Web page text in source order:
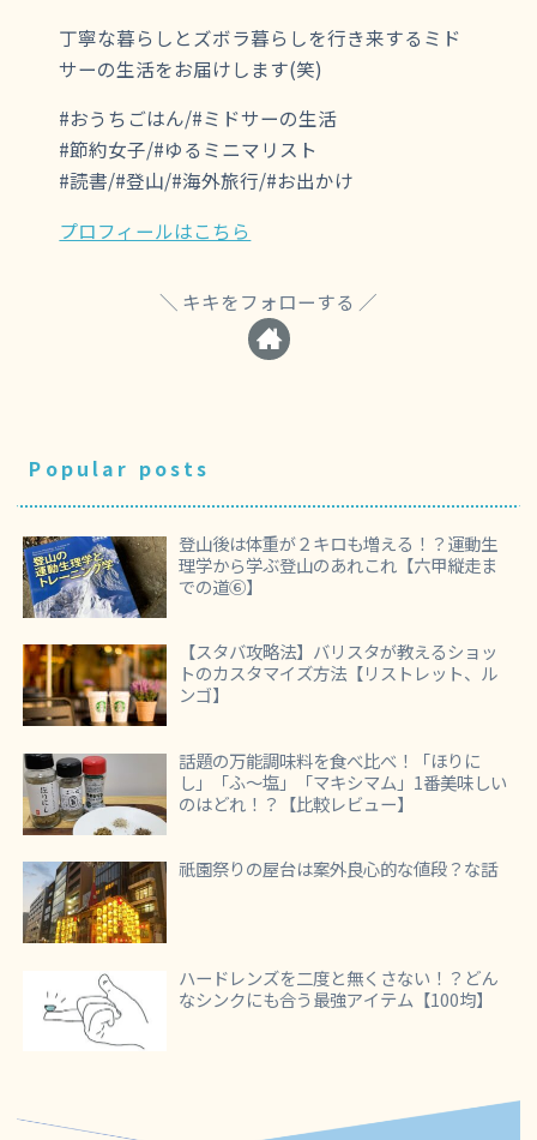
丁寧な暮らしとズボラ暮らしを行き来するミド
サーの生活をお届けします(笑)
#おうちごはん/#ミドサーの生活
#節約女子/#ゆるミニマリスト
#読書/#登山/#海外旅行/#お出かけ
プロフィールはこちら
キキをフォローする
Popular posts
登山後は体重が２キロも増える！？運動生
理学から学ぶ登山のあれこれ【六甲縦走ま
での道⑥】
【スタバ攻略法】バリスタが教えるショッ
トのカスタマイズ方法【リストレット、ル
ンゴ】
話題の万能調味料を食べ比べ！「ほりに
し」「ふ～塩」「マキシマム」1番美味しい
のはどれ！？【比較レビュー】
祇園祭りの屋台は案外良心的な値段？な話
ハードレンズを二度と無くさない！？どん
なシンクにも合う最強アイテム【100均】